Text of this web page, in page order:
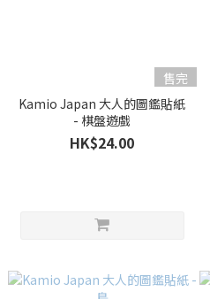
售完
Kamio Japan 大人的圖鑑貼紙
- 棋盤遊戲
HK$24.00